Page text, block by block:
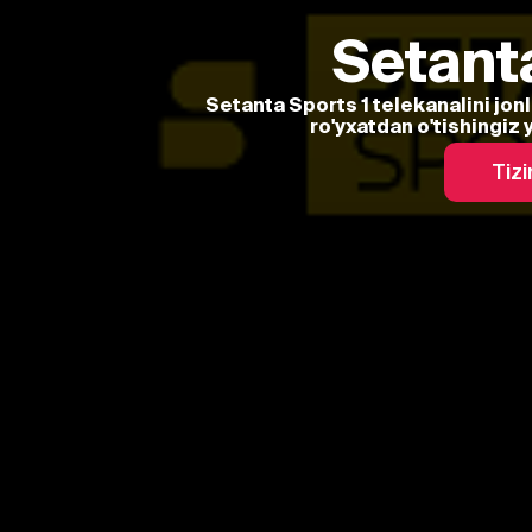
Setanta Sports 1 telekanalini
ro'yxatdan o'tishingiz